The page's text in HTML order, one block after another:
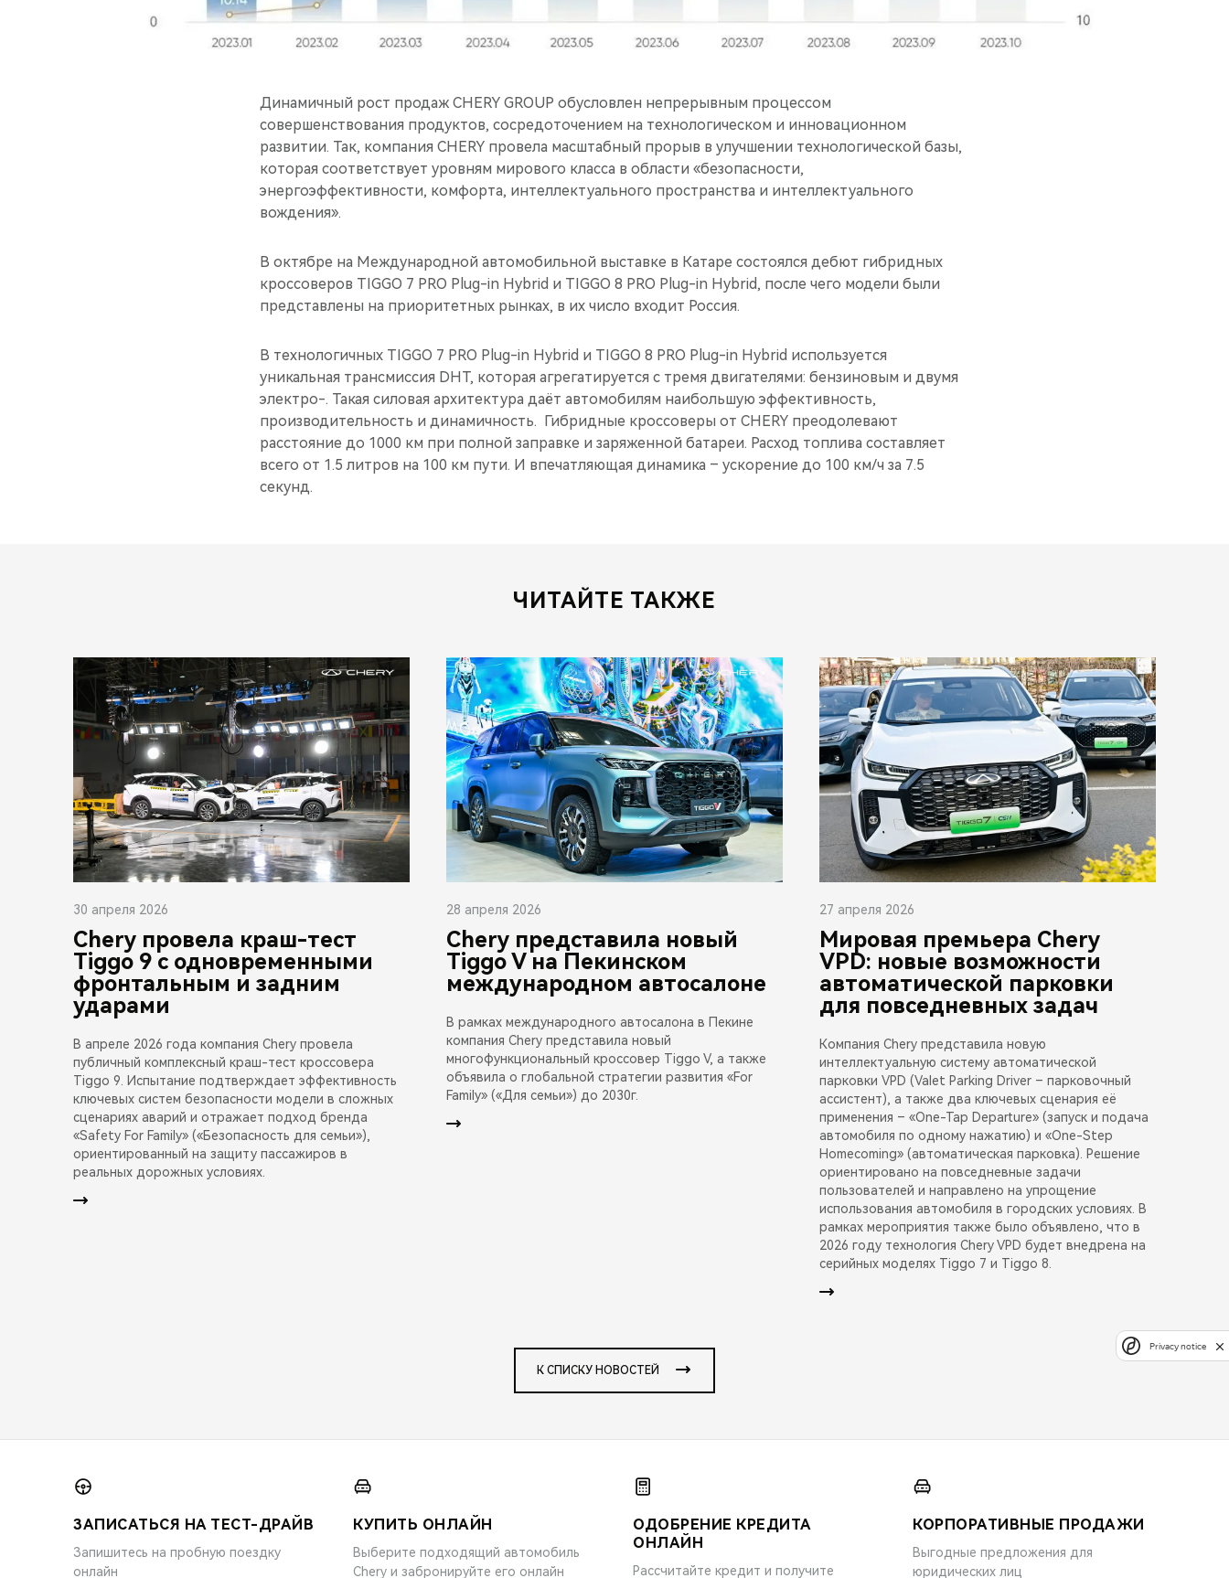
Динамичный рост продаж CHERY GROUP обусловлен непрерывным процессом
совершенствования продуктов, сосредоточением на технологическом и инновационном
развитии. Так, компания CHERY провела масштабный прорыв в улучшении технологической базы,
которая соответствует уровням мирового класса в области «безопасности,
энергоэффективности, комфорта, интеллектуального пространства и интеллектуального
вождения».
В октябре на Международной автомобильной выставке в Катаре состоялся дебют гибридных
кроссоверов TIGGO 7 PRO Plug-in Hybrid и TIGGO 8 PRO Plug-in Hybrid, после чего модели были
представлены на приоритетных рынках, в их число входит Россия.
В технологичных TIGGO 7 PRO Plug-in Hybrid и TIGGO 8 PRO Plug-in Hybrid используется
уникальная трансмиссия DHT, которая агрегатируется с тремя двигателями: бензиновым и двумя
электро-. Такая силовая архитектура даёт автомобилям наибольшую эффективность,
производительность и динамичность. Гибридные кроссоверы от CHERY преодолевают
расстояние до 1000 км при полной заправке и заряженной батареи. Расход топлива составляет
всего от 1.5 литров на 100 км пути. И впечатляющая динамика – ускорение до 100 км/ч за 7.5
секунд.
ЧИТАЙТЕ ТАКЖЕ
30 апреля 2026
Chery провела краш-тест
Tiggo 9 с одновременными
фронтальным и задним
ударами
В апреле 2026 года компания Chery провела
публичный комплексный краш-тест кроссовера
Tiggo 9. Испытание подтверждает эффективность
ключевых систем безопасности модели в сложных
сценариях аварий и отражает подход бренда
«Safety For Family» («Безопасность для семьи»),
ориентированный на защиту пассажиров в
реальных дорожных условиях.
28 апреля 2026
Chery представила новый
Tiggo V на Пекинском
международном автосалоне
В рамках международного автосалона в Пекине
компания Chery представила новый
многофункциональный кроссовер Tiggo V, а также
объявила о глобальной стратегии развития «For
Family» («Для семьи») до 2030г.
27 апреля 2026
Мировая премьера Chery
VPD: новые возможности
автоматической парковки
для повседневных задач
Компания Chery представила новую
интеллектуальную систему автоматической
парковки VPD (Valet Parking Driver – парковочный
ассистент), а также два ключевых сценария её
применения – «One-Tap Departure» (запуск и подача
автомобиля по одному нажатию) и «One-Step
Homecoming» (автоматическая парковка). Решение
ориентировано на повседневные задачи
пользователей и направлено на упрощение
использования автомобиля в городских условиях. В
рамках мероприятия также было объявлено, что в
2026 году технология Chery VPD будет внедрена на
серийных моделях Tiggo 7 и Tiggo 8.
К СПИСКУ НОВОСТЕЙ
ЗАПИСАТЬСЯ НА ТЕСТ-ДРАЙВ
Запишитесь на пробную поездку
онлайн
КУПИТЬ ОНЛАЙН
Выберите подходящий автомобиль
Chery и забронируйте его онлайн
ОДОБРЕНИЕ КРЕДИТА
ОНЛАЙН
Рассчитайте кредит и получите
КОРПОРАТИВНЫЕ ПРОДАЖИ
Выгодные предложения для
юридических лиц
Privacy notice